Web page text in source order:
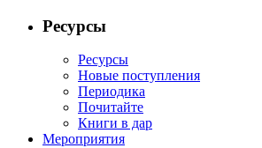
Ресурсы
Ресурсы
Новые поступления
Периодика
Почитайте
Книги в дар
Мероприятия